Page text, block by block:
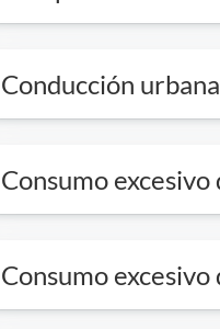
Conducción
Consumo
Consumo